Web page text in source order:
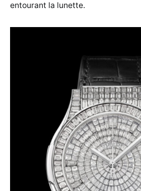
entourant la lunette.